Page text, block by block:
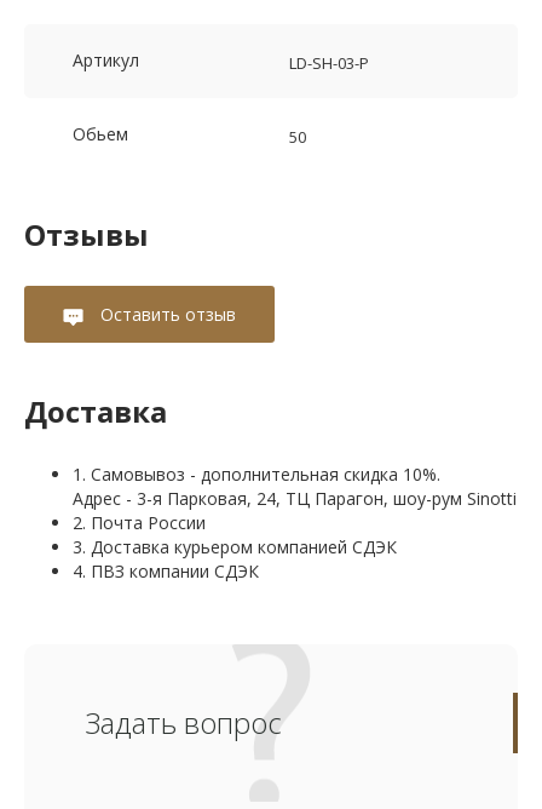
Артикул LD-SH-03-P
Обьем 50
Отзывы
Оставить отзыв
Доставка
1. Самовывоз - дополнительная скидка 10%.
Адрес - 3-я Парковая, 24, ТЦ Парагон, шоу-рум Sinotti
2. Почта России
3. Доставка курьером компанией СДЭК
4. ПВЗ компании СДЭК
Задать вопрос